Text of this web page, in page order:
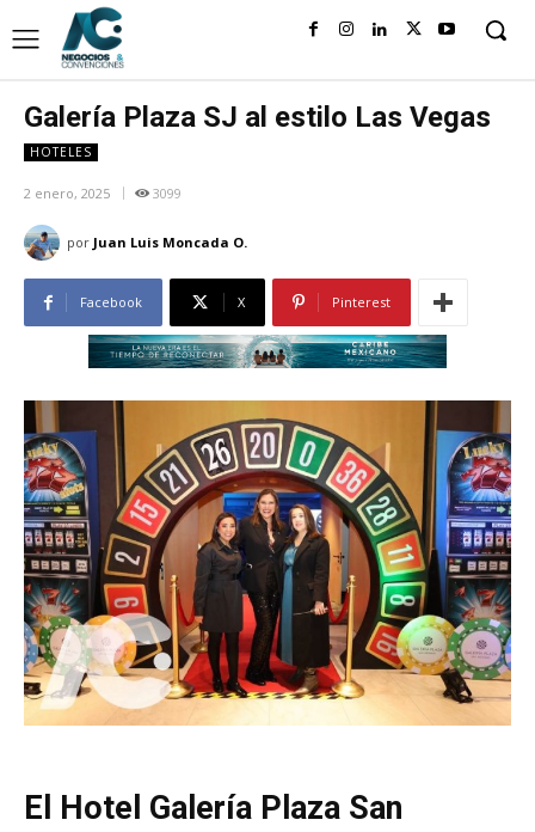
Galería Plaza SJ al estilo Las Vegas
HOTELES
2 enero, 2025 3099
por Juan Luis Moncada O.
Facebook X Pinterest
El Hotel Galería Plaza San